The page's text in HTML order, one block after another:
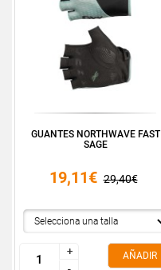
GUANTES NORTHWAVE FAST
SAGE
19,11€ 29,40€
+
+
AÑADIR